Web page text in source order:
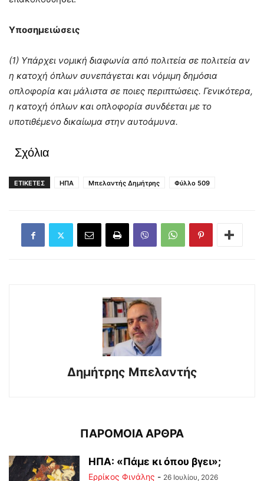
Υποσημειώσεις
(1) Υπάρχει νομική διαφωνία από πολιτεία σε πολιτεία αν
η κατοχή όπλων συνεπάγεται και νόμιμη δημόσια
οπλοφορία και μάλιστα σε ποιες περιπτώσεις. Γενικότερα,
η κατοχή όπλων και οπλοφορία συνδέεται με το
υποτιθέμενο δικαίωμα στην αυτοάμυνα.
Σχόλια
ΕΤΙΚΕΤΕΣ ΗΠΑ Μπελαντής Δημήτρης Φύλλο 509
Δημήτρης Μπελαντής
ΠΑΡΟΜΟΙΑ ΑΡΘΡΑ
ΗΠΑ: «Πάμε κι όπου βγει»;
Ερρίκος Φινάλης - 26 Ιουλίου, 2026